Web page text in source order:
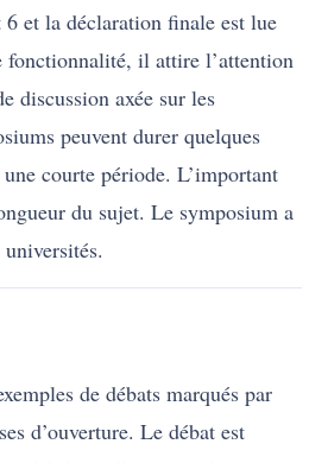
et la déclaration finale est lue
fonctionnalité, il attire l’attention
discussion axée sur les
peuvent durer quelques
courte période. L’important
du sujet. Le symposium a
de débats marqués par
d’ouverture. Le débat est